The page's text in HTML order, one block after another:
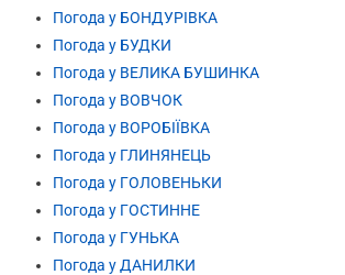
Погода у БОНДУРІВКА
Погода у БУДКИ
Погода у ВЕЛИКА БУШИНКА
Погода у ВОВЧОК
Погода у ВОРОБІЇВКА
Погода у ГЛИНЯНЕЦЬ
Погода у ГОЛОВЕНЬКИ
Погода у ГОСТИННЕ
Погода у ГУНЬКА
Погода у ДАНИЛКИ